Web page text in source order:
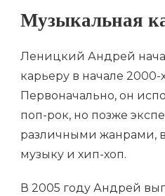
Музыкальная
Леницкий Андрей
карьеру в начале 2000-
Первоначально, он
поп-рок, но позже
различными жанрами,
музыку и хип-хоп.
В 2005 году Андрей